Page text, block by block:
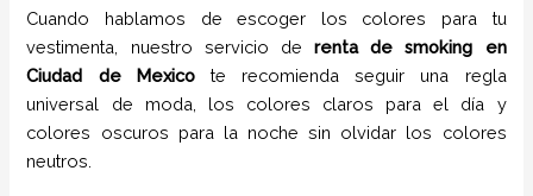
Cuando hablamos de escoger los colores para tu
vestimenta, nuestro servicio derenta de smoking en
Ciudad de Mexicote recomienda seguir una regla
universal de moda, los colores claros para el día y
colores oscuros para la noche sin olvidar los colores
neutros.